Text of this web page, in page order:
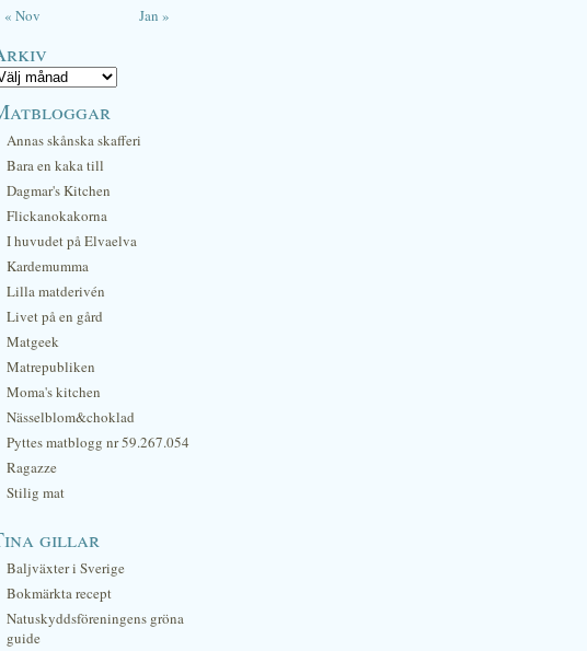
« Nov Jan »
Annas skånska skafferi
Bara en kaka till
Dagmar's Kitchen
Flickanokakorna
I huvudet på Elvaelva
Kardemumma
Lilla matderivén
Livet på en gård
Matgeek
Matrepubliken
Moma's kitchen
Nässelblom&choklad
Pyttes matblogg nr 59.267.054
Ragazze
Stilig mat
gillar
Baljväxter i Sverige
Bokmärkta recept
Natuskyddsföreningens gröna
guide